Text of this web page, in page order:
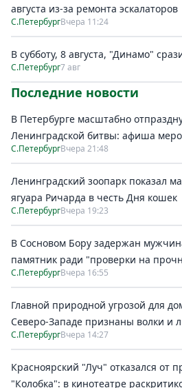
августа из-за ремонта эскалаторов
С.ПетербургВчера 11:24
В субботу, 8 августа, "Динамо"
С.Петербург7 авг
Последние новости
В Петербурге масштабно
Ленинградской битвы: афиша
С.ПетербургВчера 21:48
Ленинградский зоопарк показал
ягуара Ричарда в честь Дня кошек
С.ПетербургВчера 19:23
В Сосновом Бору задержан
памятник ради "проверки на
С.ПетербургВчера 16:55
Главной природной угрозой для
Северо-Западе признаны волки и
С.ПетербургВчера 14:27
Красноярский "Луч" отказался от
"Колобка": в кинотеатре